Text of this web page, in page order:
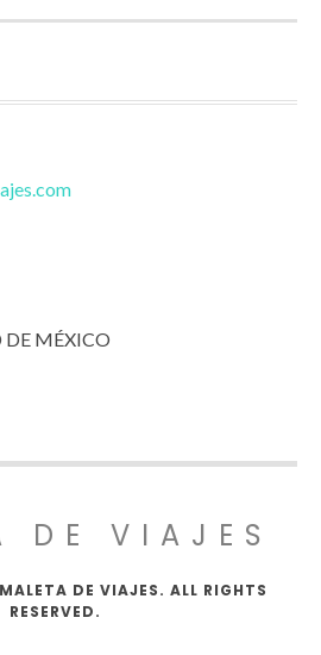
MÉXICO
DE VIAJES
DE VIAJES. ALL RIGHTS
RESERVED.